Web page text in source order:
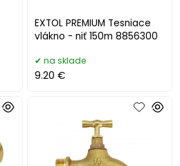
EXTOL PREMIUM Tesniace
vlákno - niť 150m 8856300
na sklade
9.20 €